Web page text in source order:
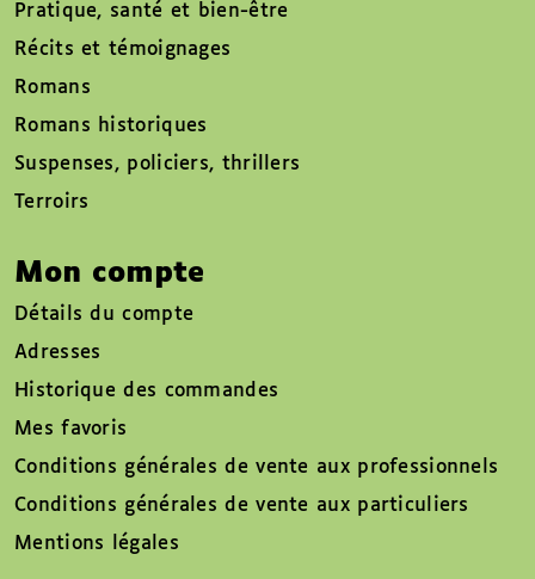
Pratique, santé et bien-être
Récits et témoignages
Romans
Romans historiques
Suspenses, policiers, thrillers
Terroirs
Mon compte
Détails du compte
Adresses
Historique des commandes
Mes favoris
Conditions générales de vente aux professionnels
Conditions générales de vente aux particuliers
Mentions légales